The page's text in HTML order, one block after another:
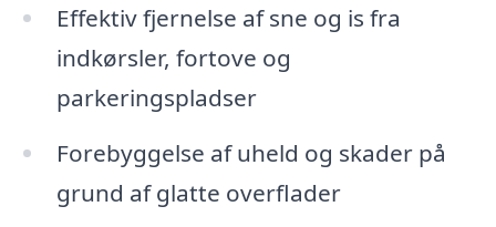
Effektiv fjernelse af sne og is fra
indkørsler, fortove og
parkeringspladser
Forebyggelse af uheld og skader på
grund af glatte overflader